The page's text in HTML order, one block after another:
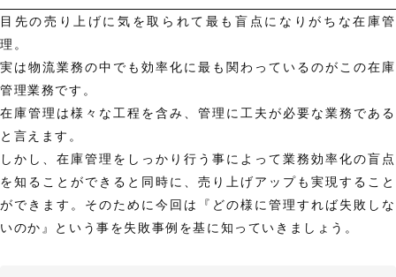
目先の売り上げに気を取られて最も盲点になりがちな在庫管
理。
実は物流業務の中でも効率化に最も関わっているのがこの在庫
管理業務です。
在庫管理は様々な工程を含み、管理に工夫が必要な業務である
と言えます。
しかし、在庫管理をしっかり行う事によって業務効率化の盲点
を知ることができると同時に、売り上げアップも実現すること
ができます。そのために今回は『どの様に管理すれば失敗しな
いのか』という事を失敗事例を基に知っていきましょう。